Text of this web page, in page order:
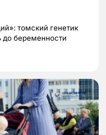
томский генетик
до беременности